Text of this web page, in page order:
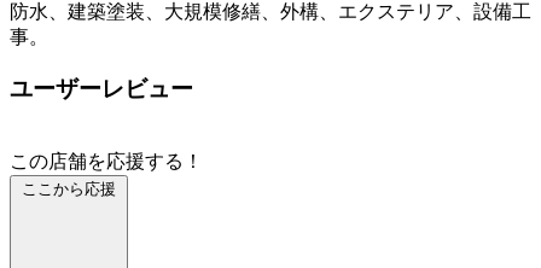
防水、建築塗装、大規模修繕、外構、エクステリア、設備工
事。
ユーザーレビュー
この店舗を応援する！
ここから応援